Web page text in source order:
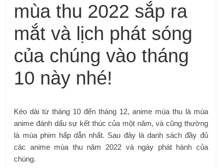
mùa thu 2022 sắp ra
mắt và lịch phát sóng
của chúng vào tháng
10 này nhé!
Kéo dài từ tháng 10 đến tháng 12, anime mùa thu là mùa
anime đánh dấu sự kết thúc của một năm, và cũng thường
là mùa phim hấp dẫn nhất. Sau đây là danh sách đầy đủ
các anime mùa thu năm 2022 và ngày phát hành của
chúng.